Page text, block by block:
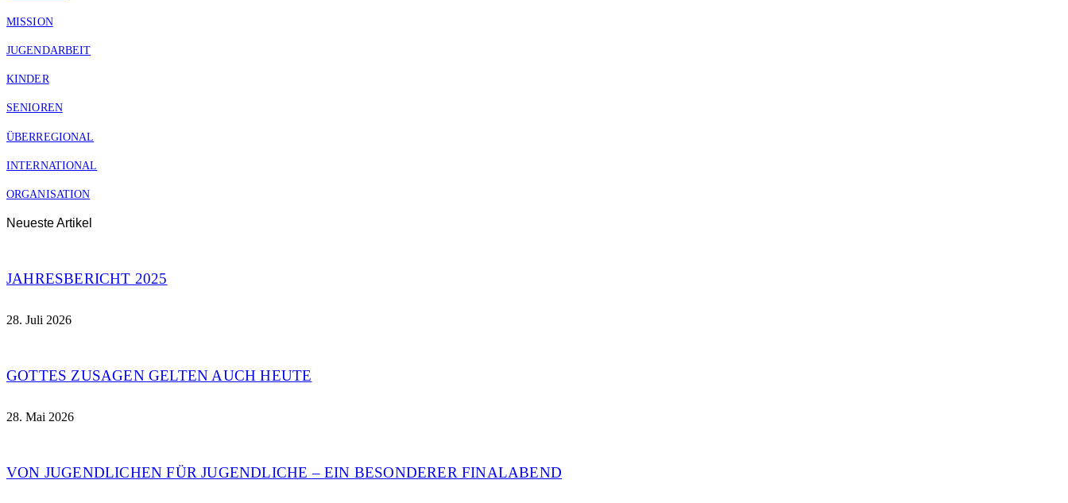
MISSION
JUGENDARBEIT
KINDER
SENIOREN
ÜBERREGIONAL
INTERNATIONAL
ORGANISATION
Neueste Artikel
JAHRESBERICHT 2025
28. Juli 2026
GOTTES ZUSAGEN GELTEN AUCH HEUTE
28. Mai 2026
VON JUGENDLICHEN FÜR JUGENDLICHE – EIN BESONDERER FINALABEND